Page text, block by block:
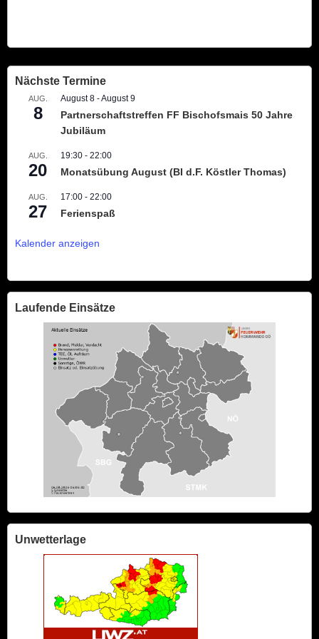
Nächste Termine
AUG.
8
August 8 -August 9
Partnerschaftstreffen FF Bischofsmais 50 Jahre
Jubiläum
AUG.
20
19:30 - 22:00
Monatsübung August (BI d.F. Köstler Thomas)
AUG.
27
17:00 - 22:00
Ferienspaß
Kalender anzeigen
Laufende Einsätze
Unwetterlage